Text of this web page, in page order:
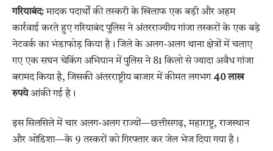
गरियाबंद:मादक पदार्थों की तस्करी के खिलाफ एक बड़ी और अहम
कार्रवाई करते हुए गरियाबंद पुलिस ने अंतरराज्यीय गांजा तस्करों के एक बड़े
नेटवर्क का भंडाफोड़ किया है। जिले के अलग-अलग थाना क्षेत्रों में चलाए
गए एक सघन चेकिंग अभियान में पुलिस ने 81 किलो से ज्यादा अवैध गांजा
बरामद किया है, जिसकी अंतरराष्ट्रीय बाजार में कीमत लगभग 40 लाख
रुपयेआंकी गई है।
इस सिलसिले में चार अलग-अलग राज्यों—छत्तीसगढ़, महाराष्ट्र, राजस्थान
और ओडिशा—के 9 तस्करों को गिरफ्तार कर जेल भेज दिया गया है।